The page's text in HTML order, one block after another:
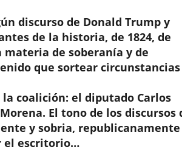
discurso de Donald Trump y
de la historia, de 1824, de
materia de soberanía y de
que sortear circunstancias
coalición: el diputado Carlos
El tono de los discursos
y sobria, republicanamente
el escritorio…